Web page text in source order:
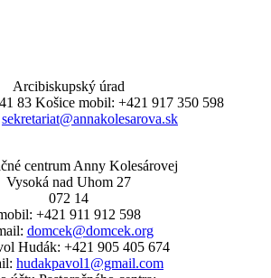
Arcibiskupský úrad
83 Košice mobil: +421 917 350 598
sekretariat@annakolesarova.sk
centrum Anny Kolesárovej
Vysoká nad Uhom 27
072 14
+421 911 912 598
domcek@domcek.org
Hudák: +421 905 405 674
hudakpavol1@gmail.com